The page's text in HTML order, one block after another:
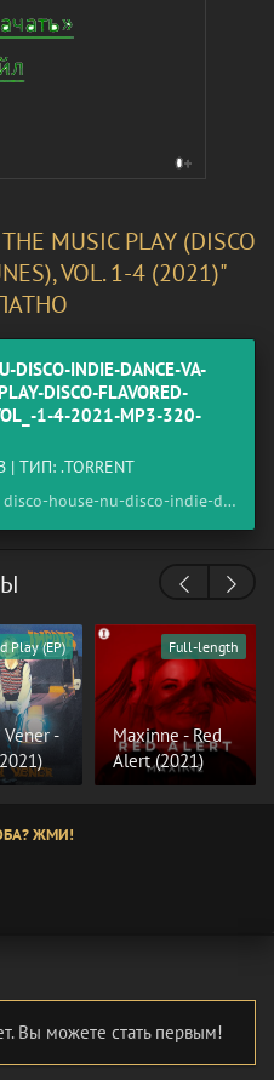
MUSIC PLAY (DISCO
VOL. 1-4 (2021)"
DISCO-INDIE-DANCE-VA-
DISCO-FLAVORED-
1-4-2021-MP3-320-
| ТИП: .TORRENT
Название файла: disco-house-nu-disco-indie-dance-va-let-the-music-play-disco-flavored-house-tunes-vol_-1-4-2021-mp3-320-kbps-.torrent
-
Play (EP)
Maxinne - Red
Alert (2021)
Full-length
ЖМИ!
Вы можете стать первым!